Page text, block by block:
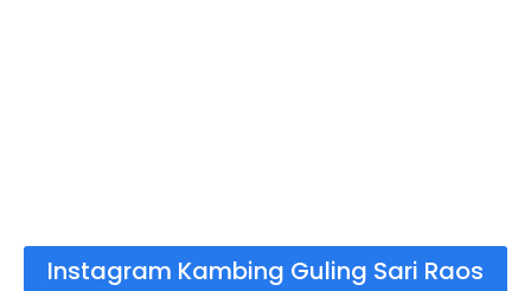
Instagram Kambing Guling Sari Raos